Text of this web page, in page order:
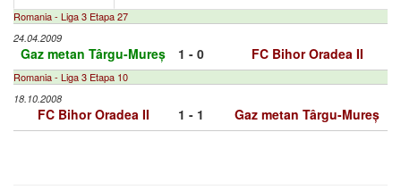
Romania - Liga 3 Etapa 27
24.04.2009
Gaz metan Târgu-Mureș 1 - 0 FC Bihor Oradea II
Romania - Liga 3 Etapa 10
18.10.2008
FC Bihor Oradea II 1 - 1 Gaz metan Târgu-Mureș